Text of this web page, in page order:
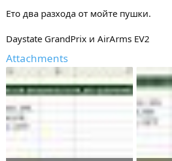
Ето два разхода от мойте пушки.
Daystate GrandPrix и AirArms EV2
Attachments